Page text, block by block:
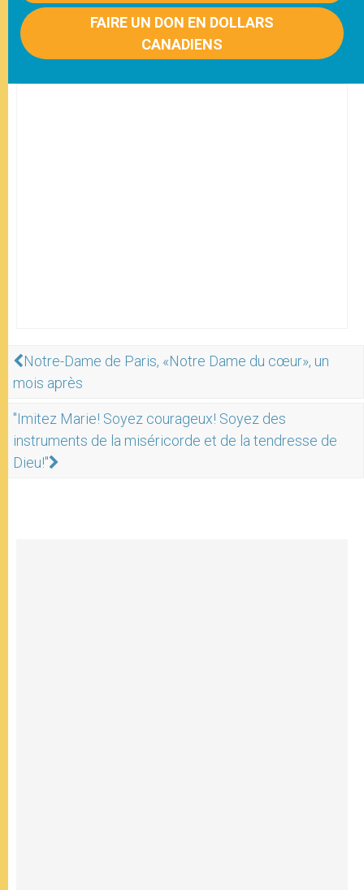
FAIRE UN DON EN DOLLARS
CANADIENS
Notre-Dame de Paris, «Notre Dame du cœur», un
mois après
"Imitez Marie! Soyez courageux! Soyez des
instruments de la miséricorde et de la tendresse de
Dieu!"